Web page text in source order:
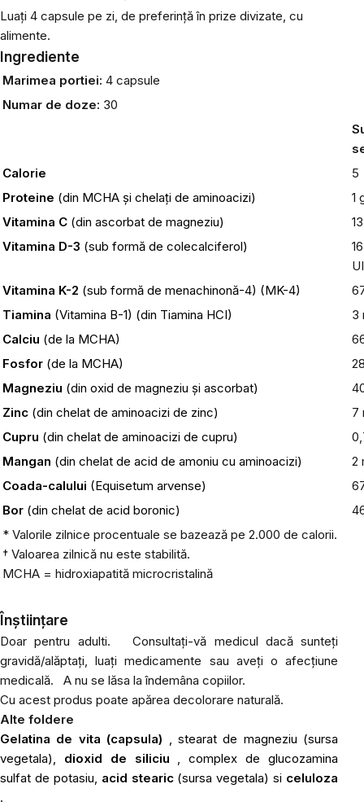
Luați 4 capsule pe zi, de preferință în prize divizate, cu
alimente.
Ingrediente
Marimea portiei: 4 capsule
Numar de doze: 30
Calorie
5
Proteine ​​(din MCHA și chelați de aminoacizi)
1
Vitamina C (din ascorbat de magneziu)
Vitamina D-3 (sub formă de colecalciferol)
Vitamina K-2 (sub formă de menachinonă-4) (MK-4)
Tiamina (Vitamina B-1) (din Tiamina HCI)
3
Calciu (de la MCHA)
Fosfor (de la MCHA)
Magneziu (din oxid de magneziu și ascorbat)
Zinc (din chelat de aminoacizi de zinc)
7
Cupru (din chelat de aminoacizi de cupru)
Mangan (din chelat de acid de amoniu cu aminoacizi)
2
Coada-calului (Equisetum arvense)
Bor (din chelat de acid boronic)
* Valorile zilnice procentuale se bazează pe 2.000 de calorii.
† Valoarea zilnică nu este stabilită.
MCHA = hidroxiapatită microcristalină
Înștiințare
Doar pentru adulti.
Consultați-vă medicul dacă sunteți
gravidă/alăptați, luați medicamente sau aveți o afecțiune
medicală.
A nu se lăsa la îndemâna copiilor.
Cu acest produs poate apărea decolorare naturală.
Alte foldere
Gelatina de vita (capsula) , stearat de magneziu (sursa
vegetala), dioxid de siliciu , complex de glucozamina
sulfat de potasiu, acid stearic(sursa vegetala) si celuloza
.